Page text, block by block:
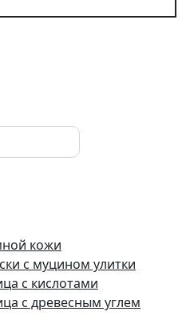
кожи
с муцином улитки
с кислотами
с древесным углем